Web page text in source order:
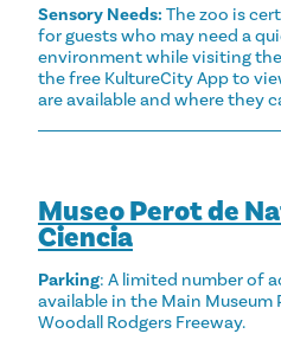
Sensory Needs: The zoo is
for guests who may need a
environment while visiting
the free KultureCity App to
are available and where they
Museo Perot de
Ciencia
Parking: A limited number of
available in the Main Museum
Woodall Rodgers Freeway.